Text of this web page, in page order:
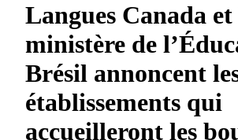
Langues Canada et
ministère de
Brésil annoncent
établissements qui
accueilleront les